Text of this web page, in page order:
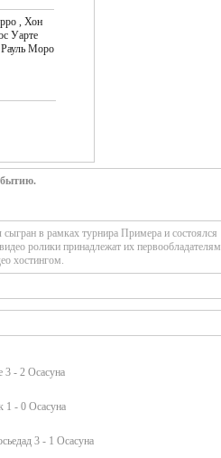
, Хон
Уарте
Моро
в рамках турнира Примера и состоялся
ролики принадлежат их первообладателям
хостингом.
3 - 2 Осасуна
1 - 0 Осасуна
3 - 1 Осасуна